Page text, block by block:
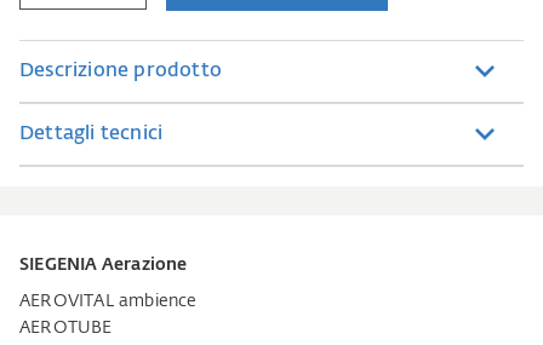
Descrizione prodotto
Dettagli tecnici
SIEGENIA Aerazione
AEROVITAL ambience
AEROTUBE